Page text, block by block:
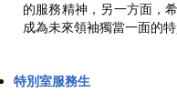
的服務精神，另一方面，
成為未來領袖獨當一面的特
特別室服務生